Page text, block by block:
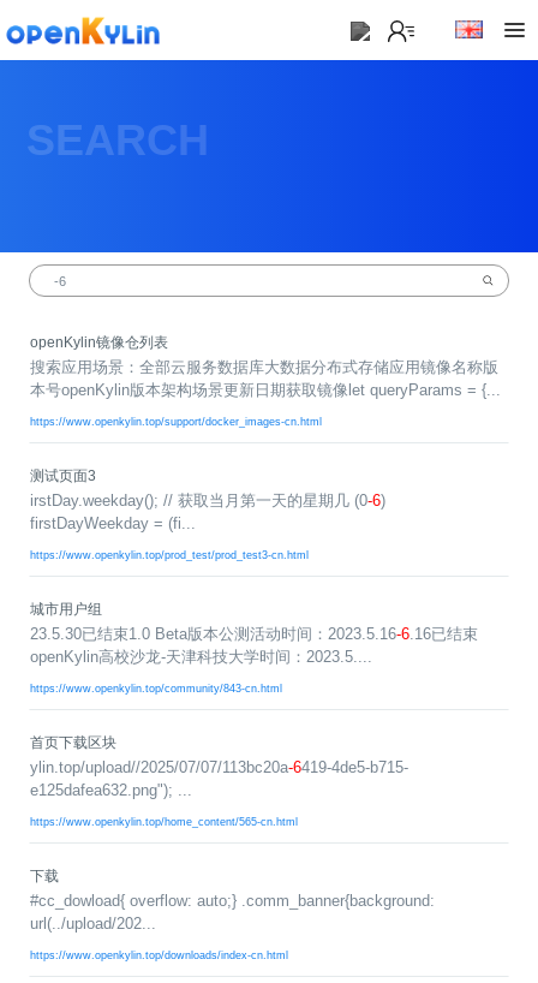
>
>
统
下
镜
像
站
用
像
下
载
>
>
关
于
区
社
介
社
区
交
流
社
区
架
字
板
行
为
守
则
牌
使
用
指
>
社
区
会
员
社
区
会
员
高
区
L
A
签
署
S
G
中
心
S
G
介
绍
加
入
S
G
S
I
>
用
组
用
户
组
入
用
户
>
献
献
攻
>
成
长
>
动
态
>
动
态
动
态
社
区
月
刊
活
历
>
活
动
会
员
沙
龙
高
龙
发
者
大
赛
/
活
动
本
共
大
研
大
麒
麟
杯
大
赛
放
原
子
大
>
交
流
区
论
坛
邮
件
列
表
>
会
开
发
者
大
会
2
>
学
习
>
学
习
在
线
课
程
文
心
人
认
证
区
才
认
证
>
开
发
规
开
打
规
范
>
平
台
件
包
编
译
平
台
行
构
建
>
码
代
码
库
支
>
支
持
容
适
配
安
全
漏
洞
容
衍
>
议
声
件
上
架
SEARCH
openKylin镜像仓列表
搜索应用场景：全部云服务数据库大数据分布式存储应用镜像名称版
本号openKylin版本架构场景更新日期获取镜像let queryParams = {...
https://www.openkylin.top/support/docker_images-cn.html
测试页面3
irstDay.weekday(); // 获取当月第一天的星期几 (0-6)
firstDayWeekday = (fi...
https://www.openkylin.top/prod_test/prod_test3-cn.html
城市用户组
23.5.30已结束1.0 Beta版本公测活动时间：2023.5.16-6.16已结束
openKylin高校沙龙-天津科技大学时间：2023.5....
https://www.openkylin.top/community/843-cn.html
首页下载区块
ylin.top/upload//2025/07/07/113bc20a-6419-4de5-b715-
e125dafea632.png"); ...
https://www.openkylin.top/home_content/565-cn.html
下载
#cc_dowload{ overflow: auto;} .comm_banner{background:
url(../upload/202...
https://www.openkylin.top/downloads/index-cn.html